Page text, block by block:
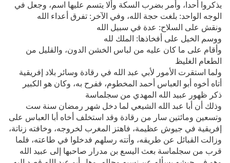
يذكروا أحدا، وأمر بضرب السكة وألا يتسم عليها اسم، وجعل في
الوجه الواحد: بلغت حجة الله، وفي الآخر: تفرق أعداء الله
ونقش على السلاح: عدة في سبيل الله
ووسم الخيل على أفخاذها: الملك لله
وأقام على ما كان عليه من لباس الخشن الدون، والقليل من
الطعام الغليظ
ولما استقرت الأمور لأبي عبد الله في رقادة وسائر بلاد إفريقية
أتاه أخوه أبو العباس أحمد المخطوم، ففرح به، وكان هو الكبير
ذكر ظهور عبيد الله المهدي من سجلماسة
وذلك أن أبا عبد الله الشيعي لما دخل شهر رمضان سنة ست
وتسعين ومائتين سار من رقادة وقد استخلف أخاه أبا العباس على
إفريقية في جيوش عظيمة، فاهتز المغرب لخروجه، وخافته زناتة،
وزالت القبائل عن طريقه، وأتته رسلهم فدخلوا في طاعته، فلما
قرب من سجلماسة بعث اليسع بن مدرار صاحبها إلى عبيد الله